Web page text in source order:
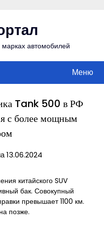
автомобилей
Меню
Tank 500 в РФ
с более мощным
13.06.2024
китайского SUV
бак. Совокупный
превышает 1100 км.
позже.